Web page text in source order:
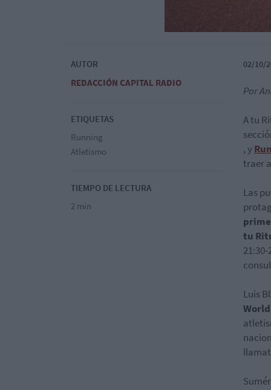
AUTOR
REDACCIÓN CAPITAL RADIO
ETIQUETAS
Running
Atletismo
TIEMPO DE LECTURA
2 min
02/10/
Por
A tu
, y
traer
Las
tu
21:30-
Luis